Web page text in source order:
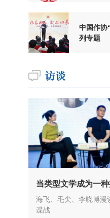
中国作协
列专题
当类型文学成为一
海飞、毛尖、李晓博漫
谍战